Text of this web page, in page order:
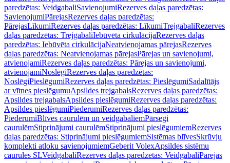
paredzētas: VeidgabaliSavienojumiRezerves daļas paredzētas:
SavienojumiPārejasRezerves daļas paredzētas:
PārejasLīkumiRezerves daļas paredzētas: LīkumiTrejgabaliRezerves
daļas paredzētas: TrejgabaliIebūvēta cirkulācijaRezerves daļas
paredzētas: Iebūvēta cirkulācijaNeatvienojamas pārejasRezerves
daļas paredzētas: Neatvienojamas pārejasPārejas un savienojumi,
atvienojamiRezerves daļas paredzētas: Pārejas un savienojumi,
atvienojamiNoslēgiRezerves daļas paredzētas:
NoslēgiPieslēgumiRezerves daļas paredzētas: PieslēgumiSadalītājs
ar vītnes pieslēgumuApsildes trejgabalsRezerves daļas paredzētas:
Apsildes trejgabalsApsildes pieslēgumiRezerves daļas paredzētas:
Apsildes pieslēgumiPiederumiRezerves daļas paredzētas:
PiederumiBlīves caurulēm un veidgabaliemPārsegi
caurulēmStiprinājumi caurulēmStiprinājumi pieslēgumiemRezerves
daļas paredzētas: Stiprinājumi pieslēgumiemSistēmas blīvesSkrūvju
komplekti atloku savienojumiemGeberit VolexApsildes sistēmu
caurules SLVeidgabaliRezerves daļas paredzētas: VeidgabaliPārejas